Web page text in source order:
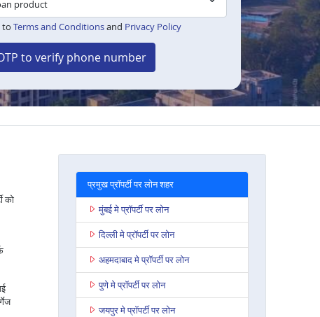
to Terms and Conditionsand Privacy Policy
to verify phone number
को
प्रमुख प्रॉपर्टी पर लोन शहर
मुंबई मे प्रॉपर्टी पर लोन
दिल्ली मे प्रॉपर्टी पर लोन
अहमदाबाद मे प्रॉपर्टी पर लोन
पुणे मे प्रॉपर्टी पर लोन
जयपुर मे प्रॉपर्टी पर लोन